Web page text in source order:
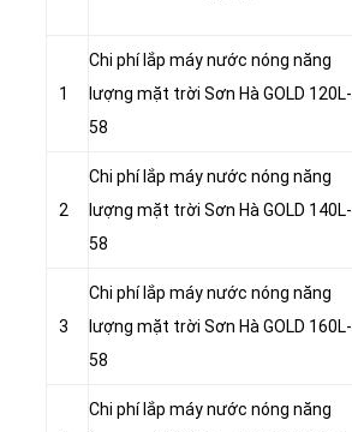
1
Chi phí lắp máy nước nóng năng
lượng mặt trời Sơn Hà GOLD 120L-
58
2
Chi phí lắp máy nước nóng năng
lượng mặt trời Sơn Hà GOLD 140L-
58
3
Chi phí lắp máy nước nóng năng
lượng mặt trời Sơn Hà GOLD 160L-
58
Chi phí lắp máy nước nóng năng